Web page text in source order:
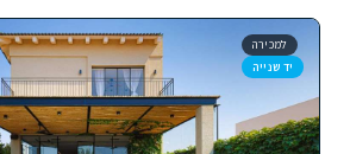
למכירה
יד שנייה